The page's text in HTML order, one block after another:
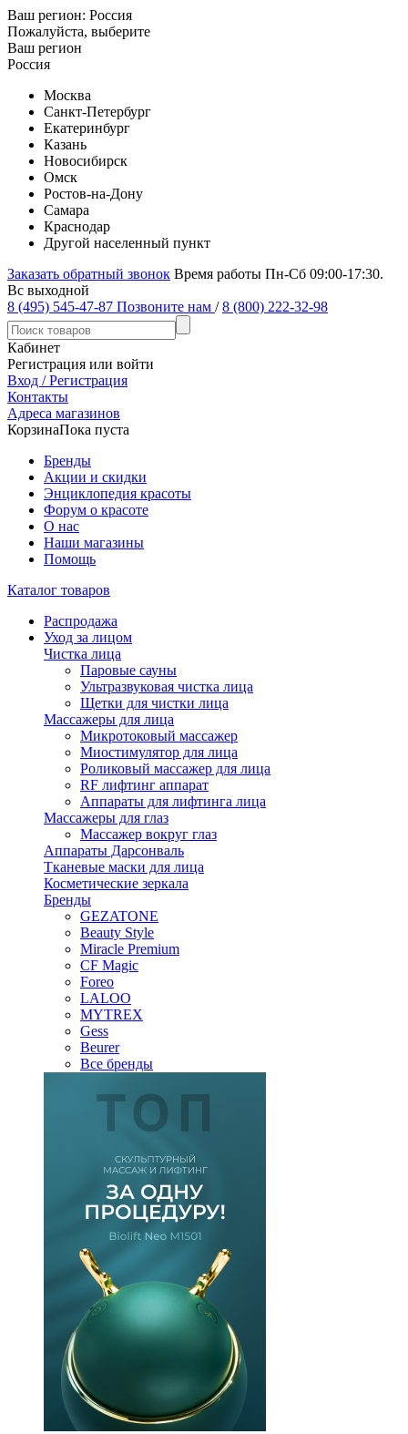
Ваш регион: Россия
Пожалуйста, выберите
Ваш регион
Россия
Москва
Санкт-Петербург
Екатеринбург
Казань
Новосибирск
Омск
Ростов-на-Дону
Самара
Краснодар
Другой населенный пункт
Заказать обратный звонок Время работы Пн-Сб 09:00-17:30.
Вс выходной
8 (495) 545-47-87 Позвоните нам / 8 (800) 222-32-98
Кабинет
Регистрация или войти
Вход / Регистрация
Контакты
Адреса магазинов
КорзинаПока пуста
Бренды
Акции и скидки
Энциклопедия красоты
Форум о красоте
О нас
Наши магазины
Помощь
Каталог товаров
Распродажа
Уход за лицом
Чистка лица
Паровые сауны
Ультразвуковая чистка лица
Щетки для чистки лица
Массажеры для лица
Микротоковый массажер
Миостимулятор для лица
Роликовый массажер для лица
RF лифтинг аппарат
Аппараты для лифтинга лица
Массажеры для глаз
Массажер вокруг глаз
Аппараты Дарсонваль
Тканевые маски для лица
Косметические зеркала
Бренды
GEZATONE
Beauty Style
Miracle Premium
CF Magic
Foreo
LALOO
MYTREX
Gess
Beurer
Все бренды